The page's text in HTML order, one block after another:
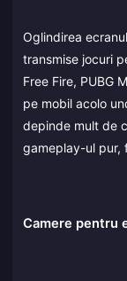
Oglindirea
transmise jocuri
Free Fire, PUBG
pe mobil acolo
depinde mult de
gameplay-ul pur,
Camere pentru